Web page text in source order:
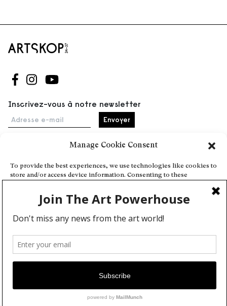
Manage Cookie Consent
To provide the best experiences, we use technologies like cookies to
store and/or access device information. Consenting to these
or unique IDs on this site. Not consenting or withdrawing consent,
may adversely affect certain features and functions.
Deny
View preferences
Cookie Policy
Suivez-nous sur Facebook
Suivez-nous sur Instagram
Suivez-nous sur Youtube
Inscrivez-vous à notre newsletter
Adresse e-mail
Accueil
Événements
À propos
Partenaires
Contact
Conditions générales
Confidentialité et cookies
Communiquer votre événement